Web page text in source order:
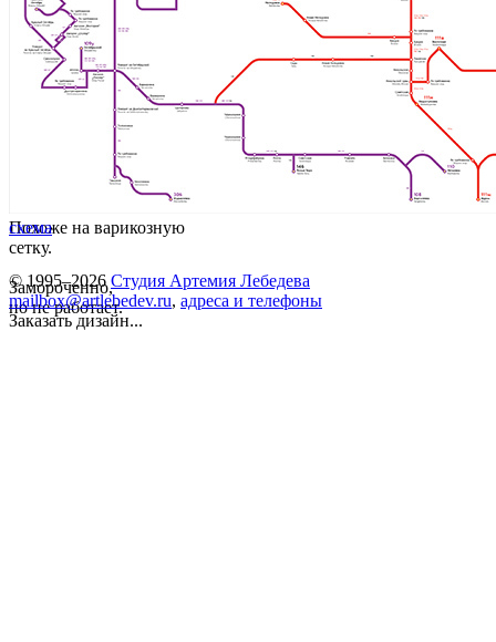
Похоже на варикозную
сетку.
Замороченно,
но не работает.
схема
© 1995–2026 Студия Артемия Лебедева
mailbox@artlebedev.ru, адреса и телефоны
Заказать дизайн...